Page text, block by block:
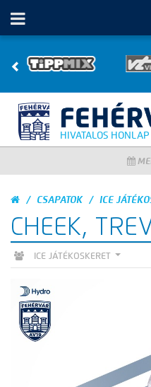
HIVATALOS HONLAP
CSAPATOK ICE
CHEEK,
ICE JÁTÉKOSKERET